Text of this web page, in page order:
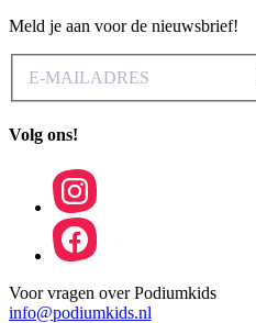
Meld je aan voor de nieuwsbrief!
Volg ons!
Voor vragen over Podiumkids
info@podiumkids.nl